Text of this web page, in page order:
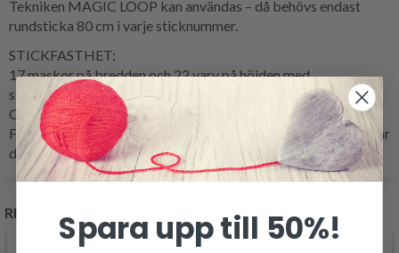
Tekniken MAGIC LOOP kan användas – då behövs endast
rundsticka 80 cm i varje sticknummer.
STICKFASTHET:
17 maskor på bredden och 22 varv på höjden med
slätstickning och 1 tråd i varje kvalitet = 10 x 10 cm.
OBS: Kom ihåg att sticknumren endast är rekommenderade.
Får du för många maskor på 10 cm, byt till tjockare stickor. Får
du för få maskor på 10 cm, byt till tunnare stickor.
RELATERADE PRODUKTER
Spara upp till 50%!